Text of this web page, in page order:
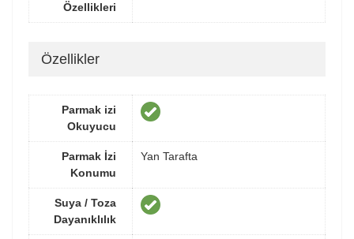
Özellikleri
Özellikler
Parmak izi
Okuyucu
Parmak İzi
Konumu
Yan Tarafta
Suya / Toza
Dayanıklılık